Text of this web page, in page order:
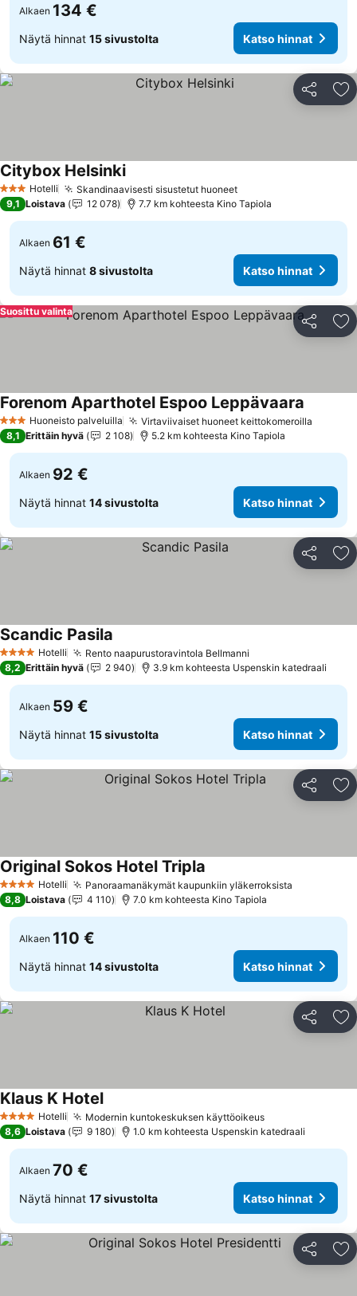
Alkaen 134 €
Näytä hinnat 15 sivustolta Katso hinnat
Jaa
3 Tähtiluokitus
Hotelli Skandinaavisesti sisustetut huoneetKatso hinnat
Citybox HelsinkiKatso hinnat
9,1 Loistava 12 078 7.7 km kohteesta Kino Tapiola
Alkaen 61 €
Näytä hinnat 8 sivustolta Katso hinnat
Jaa
Suosittu valinta
3 Tähtiluokitus
Huoneisto palveluilla Virtaviivaiset huoneet keittokomeroilla
Forenom Aparthotel Espoo Leppävaara
8,1 Erittäin hyvä 2 108 5.2 km kohteesta Kino Tapiola
Alkaen 92 €
Näytä hinnat 14 sivustolta Katso hinnat
Jaa
4 Tähtiluokitus
Hotelli Rento naapurustoravintola Bellmanni
Scandic Pasila
8,2 Erittäin hyvä 2 940 3.9 km kohteesta Uspenskin katedraali
Alkaen 59 €
Näytä hinnat 15 sivustolta Katso hinnat
Jaa
4 Tähtiluokitus
Hotelli Panoraamanäkymät kaupunkiin yläkerroksista
Original Sokos Hotel Tripla
8,8 Loistava 4 110 7.0 km kohteesta Kino Tapiola
Alkaen 110 €
Näytä hinnat 14 sivustolta Katso hinnat
Jaa
4 Tähtiluokitus
Hotelli Modernin kuntokeskuksen käyttöoikeusKatso hinnat
Klaus K HotelKatso hinnat
8,6 Loistava 9 180 1.0 km kohteesta Uspenskin katedraali
Alkaen 70 €
Näytä hinnat 17 sivustolta Katso hinnat
Jaa